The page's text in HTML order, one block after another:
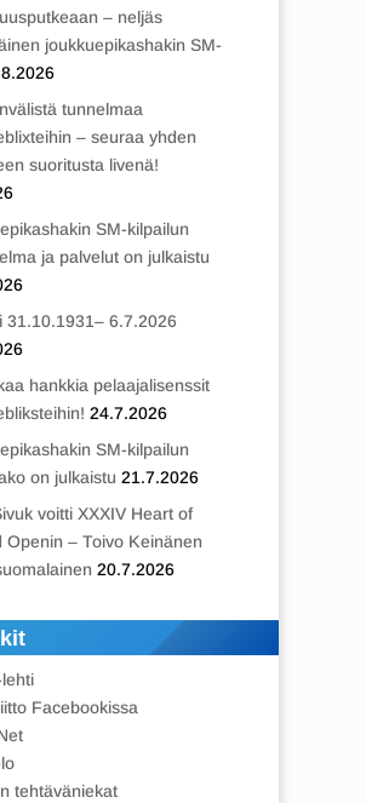
– neljäs
joukkuepikashakin SM-
tunnelmaa
– seuraa yhden
suoritusta livenä!
SM-kilpailun
ja palvelut on julkaistu
31.10.1931– 6.7.2026
hankkia pelaajalisenssit
24.7.2026
SM-kilpailun
on julkaistu 21.7.2026
voitti XXXIV Heart of
Openin – Toivo Keinänen
20.7.2026
Facebookissa
tehtäväniekat